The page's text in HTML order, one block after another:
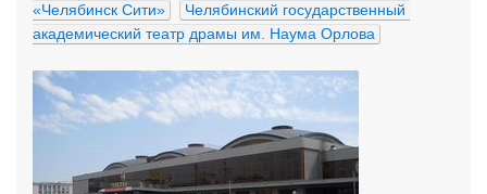
«Челябинск Сити»
Челябинский государственный
академический театр драмы им. Наума Орлова